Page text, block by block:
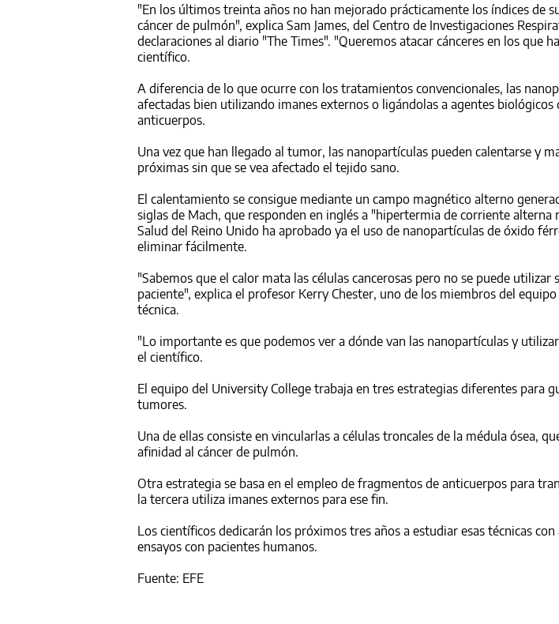
"En los últimos treinta años no han mejorado prácticamente los índices de
cáncer de pulmón", explica Sam James, del Centro de Investigaciones
declaraciones al diario "The Times". "Queremos atacar cánceres en los que
científico.
A diferencia de lo que ocurre con los tratamientos convencionales, las
afectadas bien utilizando imanes externos o ligándolas a agentes
anticuerpos.
Una vez que han llegado al tumor, las nanopartículas pueden calentarse y
próximas sin que se vea afectado el tejido sano.
El calentamiento se consigue mediante un campo magnético alterno
siglas de Mach, que responden en inglés a "hipertermia de corriente alterna
Salud del Reino Unido ha aprobado ya el uso de nanopartículas de óxido
eliminar fácilmente.
"Sabemos que el calor mata las células cancerosas pero no se puede
paciente", explica el profesor Kerry Chester, uno de los miembros del
técnica.
"Lo importante es que podemos ver a dónde van las nanopartículas y
el científico.
El equipo del University College trabaja en tres estrategias diferentes para
tumores.
Una de ellas consiste en vincularlas a células troncales de la médula ósea,
afinidad al cáncer de pulmón.
Otra estrategia se basa en el empleo de fragmentos de anticuerpos para
la tercera utiliza imanes externos para ese fin.
Los científicos dedicarán los próximos tres años a estudiar esas técnicas
ensayos con pacientes humanos.
Fuente: EFE